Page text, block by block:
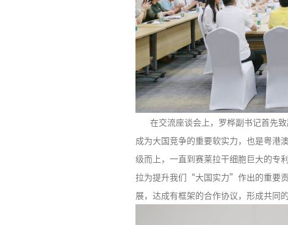
在交流座谈会上，罗桦副书记首先致
成为大国竞争的重要软实力，也是粤港
级而上，一直到赛莱拉干细胞巨大的
拉为提升我们“大国实力”作出的重要
展，达成有框架的合作协议，形成共同的